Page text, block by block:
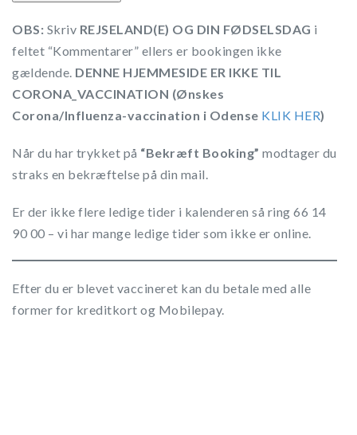
OBS: Skriv REJSELAND(E) OG DIN FØDSELSDAG i
feltet “Kommentarer” ellers er bookingen ikke
gældende. DENNE HJEMMESIDE ER IKKE TIL
CORONA_VACCINATION (Ønskes
Corona/Influenza-vaccination i Odense KLIK HER)
Når du har trykket på “Bekræft Booking” modtager du
straks en bekræftelse på din mail.
Er der ikke flere ledige tider i kalenderen så ring 66 14
90 00 – vi har mange ledige tider som ikke er online.
Efter du er blevet vaccineret kan du betale med alle
former for kreditkort og Mobilepay.